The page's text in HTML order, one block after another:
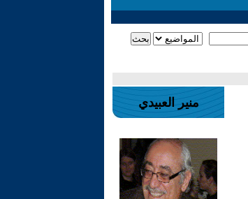
منير العبيدي